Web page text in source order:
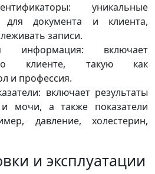
уникальные
для документа и клиента,
записи.
информация: включает
клиенте, такую как
и профессия.
включает результаты
мочи, а также показатели
давление, холестерин,
и эксплуатации